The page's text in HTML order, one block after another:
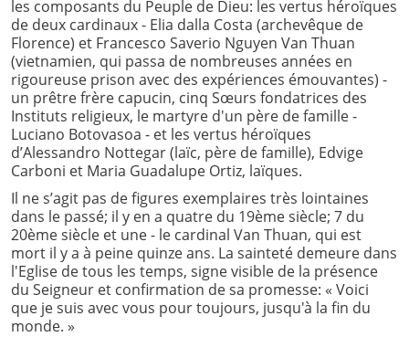
les composants du Peuple de Dieu: les vertus héroïques
de deux cardinaux - Elia dalla Costa (archevêque de
Florence) et Francesco Saverio Nguyen Van Thuan
(vietnamien, qui passa de nombreuses années en
rigoureuse prison avec des expériences émouvantes) -
un prêtre frère capucin, cinq Sœurs fondatrices des
Instituts religieux, le martyre d'un père de famille -
Luciano Botovasoa - et les vertus héroïques
d’Alessandro Nottegar (laïc, père de famille), Edvige
Carboni et Maria Guadalupe Ortiz, laïques.
Il ne s’agit pas de figures exemplaires très lointaines
dans le passé; il y en a quatre du 19ème siècle; 7 du
20ème siècle et une - le cardinal Van Thuan, qui est
mort il y a à peine quinze ans. La sainteté demeure dans
l'Eglise de tous les temps, signe visible de la présence
du Seigneur et confirmation de sa promesse: « Voici
que je suis avec vous pour toujours, jusqu'à la fin du
monde. »